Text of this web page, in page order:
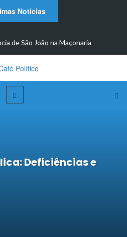
Notícias
de São João na Maçonaria
Deficiências e